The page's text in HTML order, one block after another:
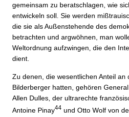
gemeinsam zu beratschlagen, wie
entwickeln soll. Sie werden
die sie als Außenstehende des
betrachten und argwöhnen, man
Weltordnung aufzwingen, die den
dient.
Zu denen, die wesentlichen Anteil an
Bilderberger hatten, gehören General
Allen Dulles, der ultrarechte
Antoine Pinay44 und Otto Wolf von